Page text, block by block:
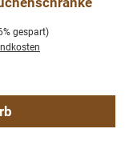
gespart)